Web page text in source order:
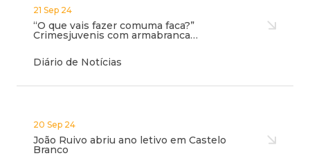
21 Sep 24
“O que vais fazer comuma faca?”
Crimesjuvenis com armabranca…
Diário de Notícias
20 Sep 24
João Ruivo abriu ano letivo em Castelo
Branco